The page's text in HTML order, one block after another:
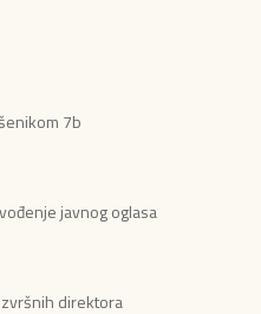
7b
javnog oglasa
direktora